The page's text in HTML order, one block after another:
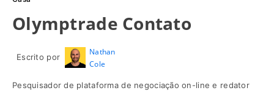
Olymptrade Contato
Escrito por
Nathan
Cole
Pesquisador de plataforma de negociação on-line e redator